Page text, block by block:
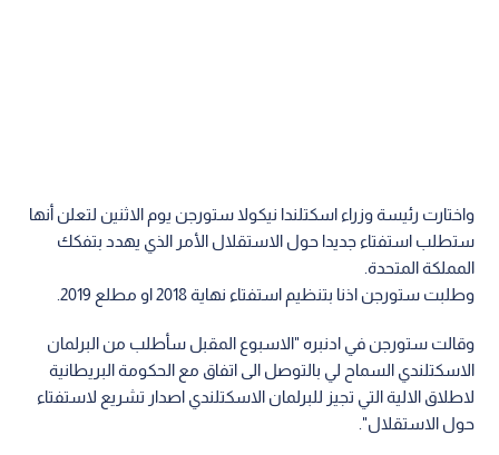
واختارت رئيسة وزراء اسكتلندا نيكولا ستورجن يوم الاثنين لتعلن أنها
ستطلب استفتاء جديدا حول الاستقلال الأمر الذي يهدد بتفكك
المملكة المتحدة.
وطلبت ستورجن اذنا بتنظيم استفتاء نهاية 2018 او مطلع 2019.
وقالت ستورجن في ادنبره "الاسبوع المقبل سأطلب من البرلمان
الاسكتلندي السماح لي بالتوصل الى اتفاق مع الحكومة البريطانية
لاطلاق الالية التي تجيز للبرلمان الاسكتلندي اصدار تشريع لاستفتاء
حول الاستقلال".